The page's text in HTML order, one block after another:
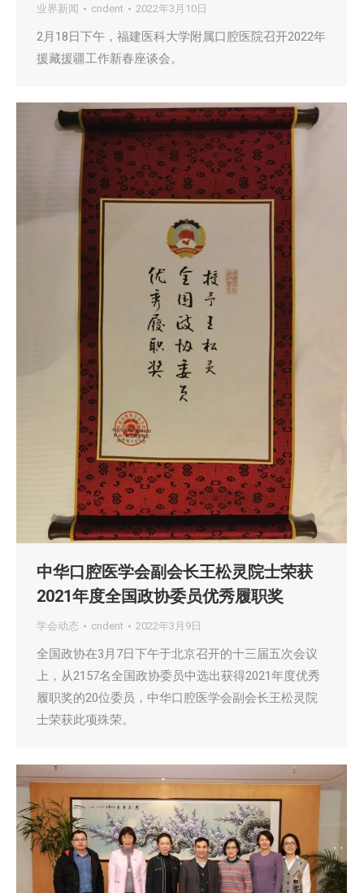
业界新闻 cndent 2022年3月10日
2月18日下午，福建医科大学附属口腔医院召开2022年
援藏援疆工作新春座谈会。
中华口腔医学会副会长王松灵院士荣获
2021年度全国政协委员优秀履职奖
学会动态 cndent 2022年3月9日
全国政协在3月7日下午于北京召开的十三届五次会议
上，从2157名全国政协委员中选出获得2021年度优秀
履职奖的20位委员，中华口腔医学会副会长王松灵院
士荣获此项殊荣。